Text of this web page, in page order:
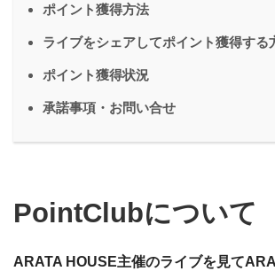
ポイント獲得方法
ライブをシェアしてポイント獲得する
ポイント獲得状況
承諾事項・お問い合せ
PointClubについて
ARATA HOUSE主催のライブを見て